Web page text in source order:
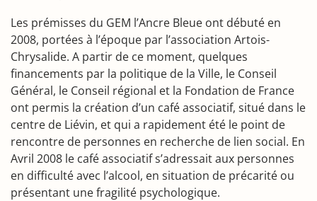
Les prémisses du GEM l’Ancre Bleue ont débuté en
2008, portées à l’époque par l’association Artois-
Chrysalide. A partir de ce moment, quelques
financements par la politique de la Ville, le Conseil
Général, le Conseil régional et la Fondation de France
ont permis la création d’un café associatif, situé dans le
centre de Liévin, et qui a rapidement été le point de
rencontre de personnes en recherche de lien social. En
Avril 2008 le café associatif s’adressait aux personnes
en difficulté avec l’alcool, en situation de précarité ou
présentant une fragilité psychologique.